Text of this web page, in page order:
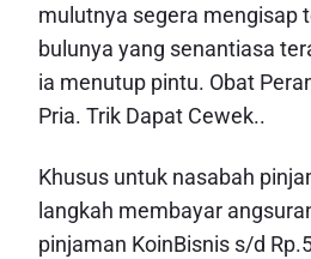
mulutnya segera mengisap
bulunya yang senantiasa
ia menutup pintu. Obat
Pria. Trik Dapat Cewek..
Khusus untuk nasabah
langkah membayar
pinjaman KoinBisnis s/d